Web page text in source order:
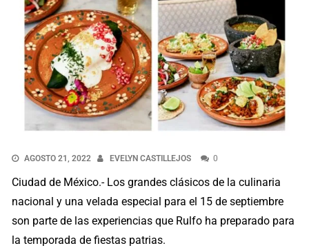
AGOSTO 21, 2022 EVELYN CASTILLEJOS 0
Ciudad de México.- Los grandes clásicos de la culinaria
nacional y una velada especial para el 15 de septiembre
son parte de las experiencias que Rulfo ha preparado para
la temporada de fiestas patrias.